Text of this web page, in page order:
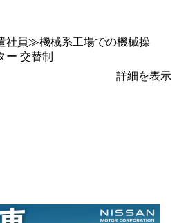
社員≫機械系工場での機械操
ー 交替制
詳細を表示